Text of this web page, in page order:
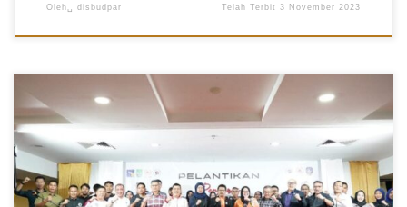
Oleh␣ disbudpar Telah Terbit3 November 2023
𝐃𝐢𝐬𝐤𝐨𝐦𝐢𝐧𝐟𝐨 𝐁𝐚𝐭𝐚𝐦 – Wali Kota Batam, Muhammad Rudi
diwakilkan Sekretaris Daerah Kota Batam, Jefridin, M.Pd.
menghadiri Pelantikan Pengurus Persatuan Boling Indonesia (PBI)
Provinsi Kepri dan PBI Kota Batam, Masa Bakti 2023-2027, di Pasifik
Palace Hotel, Kamis (2/11/2023). Pengurus dilantik langsung oleh
Wakil Gubernur Provinsi Kepulauan Riau, Marlin Agustina. “Selamat